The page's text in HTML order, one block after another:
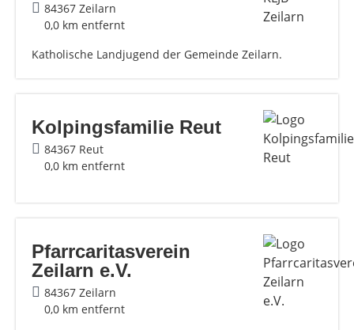
84367 Zeilarn
0,0 km entfernt
Katholische Landjugend der Gemeinde Zeilarn.
Kolpingsfamilie Reut
84367 Reut
0,0 km entfernt
Pfarrcaritasverein
Zeilarn e.V.
84367 Zeilarn
0,0 km entfernt